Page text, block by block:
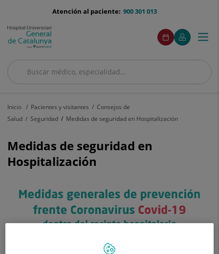
menu-
900 301 013
Atención al paciente:
Buscar
Buscar
menuAcceso
Pedir
cita
Este
enlace
se
en
Mi
Quirónsalud
Este
enlace
se
en
ventana
Menú
Inicio Pacientes y visitantes
Consejos de
Salud
Seguridad Medidas de seguridad en Hospitalización
Medidas de seguridad en
Hospitalización